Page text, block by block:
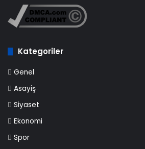
Kategoriler
Genel
Asayiş
Siyaset
Ekonomi
Spor